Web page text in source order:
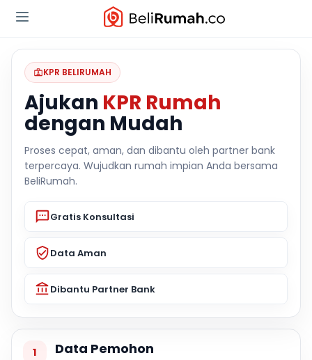
KPR BELIRUMAH
Ajukan KPR Rumah
dengan Mudah
Proses cepat, aman, dan dibantu oleh partner bank
terpercaya. Wujudkan rumah impian Anda bersama
BeliRumah.
Gratis Konsultasi
Data Aman
Dibantu Partner Bank
1 Data Pemohon